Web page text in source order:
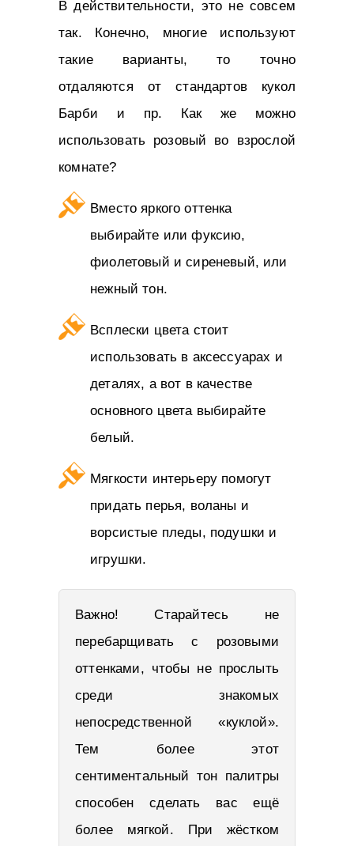
В действительности, это не совсем
так. Конечно, многие используют
такие варианты, то точно
отдаляются от стандартов кукол
Барби и пр. Как же можно
использовать розовый во взрослой
комнате?
Вместо яркого оттенка
выбирайте или фуксию,
фиолетовый и сиреневый, или
нежный тон.
Всплески цвета стоит
использовать в аксессуарах и
деталях, а вот в качестве
основного цвета выбирайте
белый.
Мягкости интерьеру помогут
придать перья, воланы и
ворсистые пледы, подушки и
игрушки.
Важно! Старайтесь не
перебарщивать с розовыми
оттенками, чтобы не прослыть
среди знакомых
непосредственной «куклой».
Тем более этот
сентиментальный тон палитры
способен сделать вас ещё
более мягкой. При жёстком